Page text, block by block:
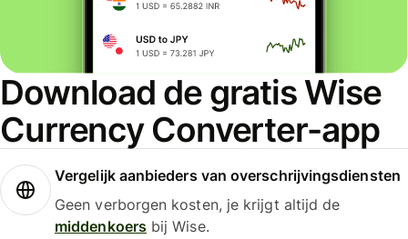
Download de gratis Wise
Currency Converter-app
Vergelijk aanbieders van overschrijvingsdiensten
Geen verborgen kosten, je krijgt altijd de
middenkoersbij Wise.